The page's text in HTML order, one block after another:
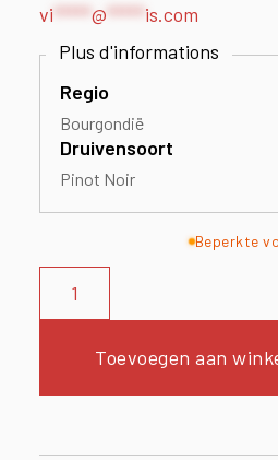
vi *****@ ***** is.com
Regio
Bourgondië
Druivensoort
Pinot Noir
Beperkte
Toevoegen aan